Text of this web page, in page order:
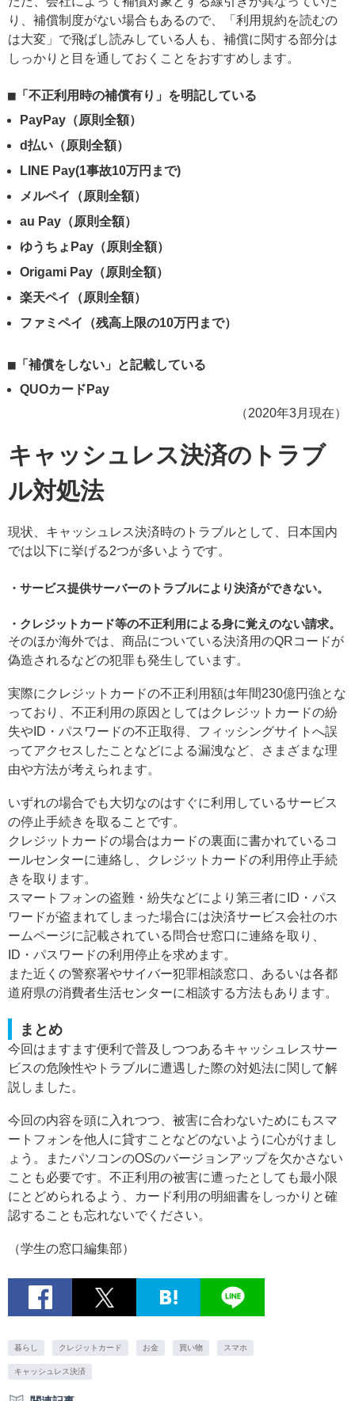
り、補償制度がない場合もあるので、「利用規約を読むの
は大変」で飛ばし読みしている人も、補償に関する部分は
しっかりと目を通しておくことをおすすめします。
「不正利用時の補償有り」を明記している
PayPay（原則全額）
d払い（原則全額）
LINE Pay(1事故10万円まで)
メルペイ（原則全額）
au Pay（原則全額）
ゆうちょPay（原則全額）
Origami Pay （原則全額）
楽天ペイ（原則全額）
ファミペイ
（残高上限の10万円まで）
「補償をしない」と記載している
QUOカードPay
（2020年3月現在）
キャッシュレス決済のトラブ
ル対処法
現状、キャッシュレス決済時のトラブルとして、日本国内
では以下に挙げる2つが多いようです。
サービス提供サーバーのトラブルにより決済ができない。
クレジットカード等の不正利用による身に覚えのない請求。
そのほか海外では、商品についている決済用のQRコードが
偽造されるなどの犯罪も発生しています。
実際にクレジットカードの不正利用額は年間230億円強とな
っており、不正利用の原因としてはクレジットカードの紛
失やID・パスワードの不正取得、フィッシングサイトへ誤
ってアクセスしたことなどによる漏洩など、さまざまな理
由や方法が考えられます。
いずれの場合でも大切なのはすぐに利用しているサービス
の停止手続きを取ることです。
クレジットカードの場合はカードの裏面に書かれているコ
ールセンターに連絡し、クレジットカードの利用停止手続
きを取ります。
スマートフォンの盗難・紛失などにより第三者にID・パス
ワードが盗まれてしまった場合には決済サービス会社のホ
ームページに記載されている問合せ窓口に連絡を取り、
ID・パスワードの利用停止を求めます。
また近くの警察署やサイバー犯罪相談窓口、あるいは各都
道府県の消費者生活センターに相談する方法もあります。
まとめ
今回はますます便利で普及しつつあるキャッシュレスサー
ビスの危険性やトラブルに遭遇した際の対処法に関して解
説しました。
今回の内容を頭に入れつつ、被害に合わないためにもスマ
ートフォンを他人に貸すことなどのないように心がけまし
ょう。またパソコンのOSのバージョンアップを欠かさない
ことも必要です。不正利用の被害に遭ったとしても最小限
にとどめられるよう、カード利用の明細書をしっかりと確
認することも忘れないでください。
（学生の窓口編集部）
暮らし クレジットカード お金 買い物 スマホ
キャッシュレス決済